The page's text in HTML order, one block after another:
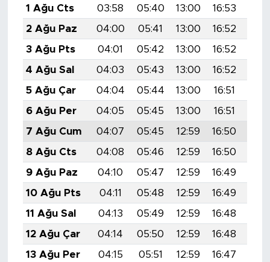
1 Ağu Cts
03:58 05:40 13:00 16:53
2 Ağu Paz
04:00 05:41 13:00 16:52
3 Ağu Pts
04:01 05:42 13:00 16:52
4 Ağu Sal
04:03 05:43 13:00 16:52
5 Ağu Çar
04:04 05:44 13:00 16:51
6 Ağu Per
04:05 05:45 13:00 16:51
7 Ağu Cum
04:07 05:45 12:59 16:50
8 Ağu Cts
04:08 05:46 12:59 16:50
9 Ağu Paz
04:10 05:47 12:59 16:49
10 Ağu Pts
04:11 05:48 12:59 16:49
11 Ağu Sal
04:13 05:49 12:59 16:48
12 Ağu Çar
04:14 05:50 12:59 16:48
13 Ağu Per
04:15 05:51 12:59 16:47